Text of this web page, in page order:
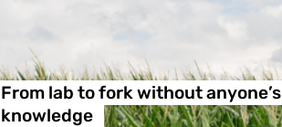
From lab to fork without anyone’s
knowledge